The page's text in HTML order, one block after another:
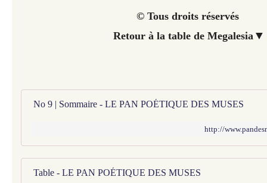
© Tous droits réservés
Retour à la table de Megalesia ▼
No 9 | Sommaire - LE PAN POÉTIQUE DES MUSES
http://
Table - LE PAN POÉTIQUE DES MUSES